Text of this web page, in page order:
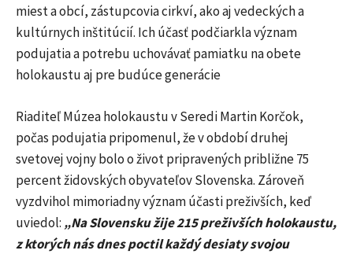
miest a obcí, zástupcovia cirkví, ako aj vedeckých a
kultúrnych inštitúcií. Ich účasť podčiarkla význam
podujatia a potrebu uchovávať pamiatku na obete
holokaustu aj pre budúce generácie
Riaditeľ Múzea holokaustu v Seredi Martin Korčok,
počas podujatia pripomenul, že v období druhej
svetovej vojny bolo o život pripravených približne 75
percent židovských obyvateľov Slovenska. Zároveň
vyzdvihol mimoriadny význam účasti preživších, keď
uviedol: „Na Slovensku žije 215 preživších holokaustu,
z ktorých nás dnes poctil každý desiaty svojou